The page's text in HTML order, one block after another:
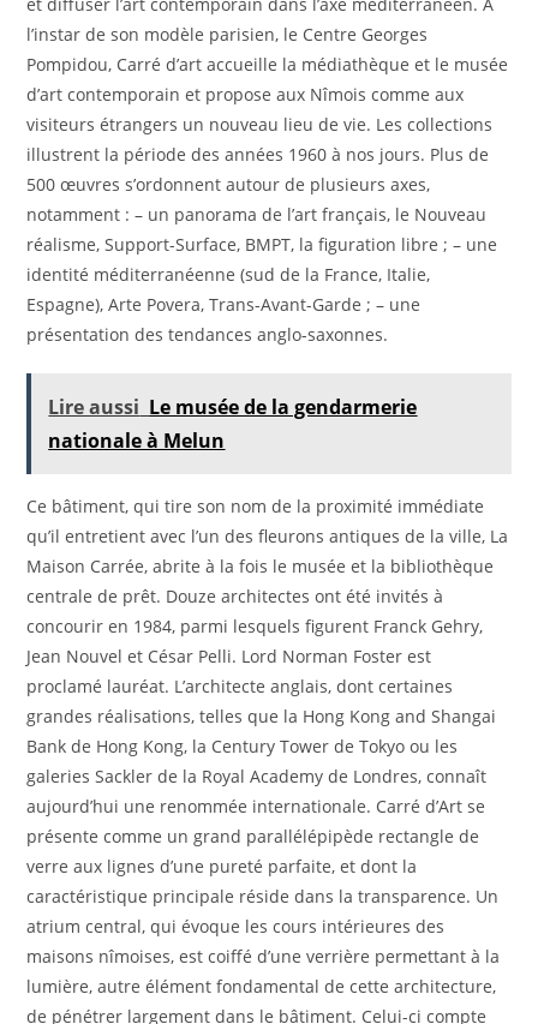
l’instar de son modèle parisien, le Centre Georges
Pompidou, Carré d’art accueille la médiathèque et le musée
d’art contemporain et propose aux Nîmois comme aux
visiteurs étrangers un nouveau lieu de vie. Les collections
illustrent la période des années 1960 à nos jours. Plus de
500 œuvres s’ordonnent autour de plusieurs axes,
notamment : – un panorama de l’art français, le Nouveau
réalisme, Support-Surface, BMPT, la figuration libre ; – une
identité méditerranéenne (sud de la France, Italie,
Espagne), Arte Povera, Trans-Avant-Garde ; – une
présentation des tendances anglo-saxonnes.
Lire aussi Le musée de la gendarmerie
nationale à Melun
Ce bâtiment, qui tire son nom de la proximité immédiate
qu’il entretient avec l’un des fleurons antiques de la ville, La
Maison Carrée, abrite à la fois le musée et la bibliothèque
centrale de prêt. Douze architectes ont été invités à
concourir en 1984, parmi lesquels figurent Franck Gehry,
Jean Nouvel et César Pelli. Lord Norman Foster est
proclamé lauréat. L’architecte anglais, dont certaines
grandes réalisations, telles que la Hong Kong and Shangai
Bank de Hong Kong, la Century Tower de Tokyo ou les
galeries Sackler de la Royal Academy de Londres, connaît
aujourd’hui une renommée internationale. Carré d’Art se
présente comme un grand parallélépipède rectangle de
verre aux lignes d’une pureté parfaite, et dont la
caractéristique principale réside dans la transparence. Un
atrium central, qui évoque les cours intérieures des
maisons nîmoises, est coiffé d’une verrière permettant à la
lumière, autre élément fondamental de cette architecture,
de pénétrer largement dans le bâtiment. Celui-ci compte